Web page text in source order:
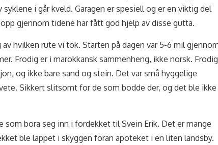
i går kveld. Garagen er spesiell og er en viktig del
gjennom tidene har fått god hjelp av disse gutta.
av hvilken rute vi tok. Starten på dagen var 5-6 mil
Frodig er i marokkansk sammenheng, ikke norsk. Frodig
og ikke bare sand og stein. Det var små hyggelige
Sikkert slitsomt for de som bodde der, og det ble ikke
som bora seg inn i fordekket til Svein Erik. Det er mange
ble lappet i skyggen foran apoteket i en liten landsby.